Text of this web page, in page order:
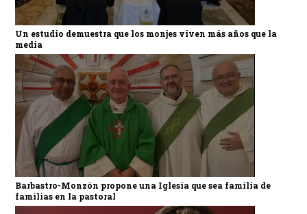
Un estudio demuestra que los monjes viven más años que la
media
Barbastro-Monzón propone una Iglesia que sea familia de
familias en la pastoral